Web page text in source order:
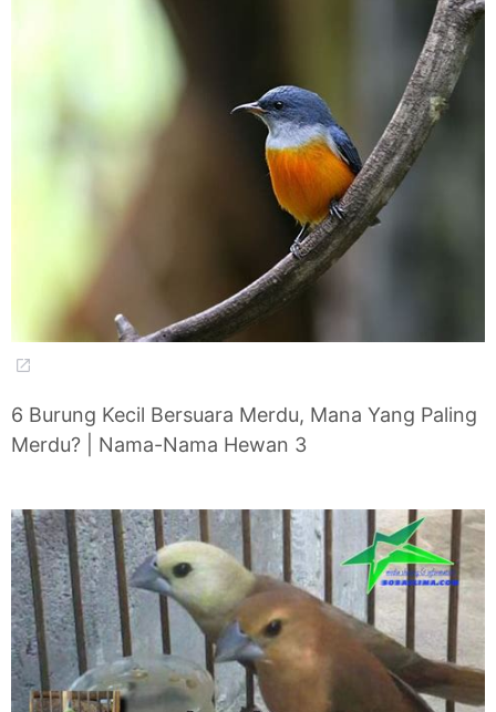
6 Burung Kecil Bersuara Merdu, Mana Yang Paling
Merdu? | Nama-Nama Hewan 3